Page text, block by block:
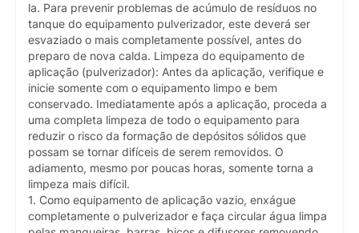
la. Para prevenir problemas de acúmulo de resíduos no
tanque do equipamento pulverizador, este deverá ser
esvaziado o mais completamente possível, antes do
preparo de nova calda. Limpeza do equipamento de
aplicação (pulverizador): Antes da aplicação, verifique e
inicie somente com o equipamento limpo e bem
conservado. Imediatamente após a aplicação, proceda a
uma completa limpeza de todo o equipamento para
reduzir o risco da formação de depósitos sólidos que
possam se tornar difíceis de serem removidos. O
adiamento, mesmo por poucas horas, somente torna a
limpeza mais difícil.
1. Como equipamento de aplicação vazio, enxágue
completamente o pulverizador e faça circular água limpa